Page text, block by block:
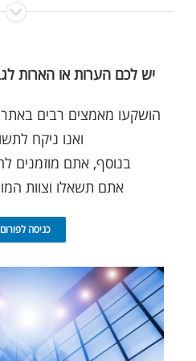
יש לכם הערות או הארות
הושקעו מאמצים רבים
ואנו ניקח
בנוסף, אתם מוזמנים
אתם תשאלו וצוות
כניסה לפורום
אי.די.אי (ביטוח ישיר)
הכשרה חברה לביטוח
מנורה מבטחים חברה
הראל חברה לביטוח
כלל חברה לביטוח בע"מ